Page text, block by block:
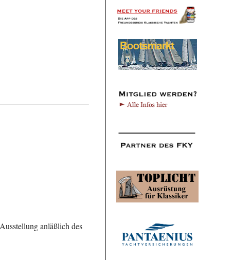
anläßlich des